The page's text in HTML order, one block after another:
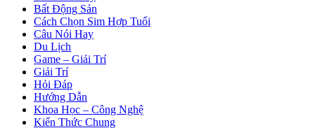
#1 Download Clone Drone in the Danger Zone v0.19.2.66 +
OnLine mới cập nhật Update 08/2026